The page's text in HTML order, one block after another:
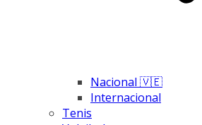
Nacional 🇻🇪
Internacional
Tenis